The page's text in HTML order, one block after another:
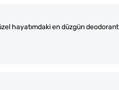
hayatımdaki en düzgün deodorant